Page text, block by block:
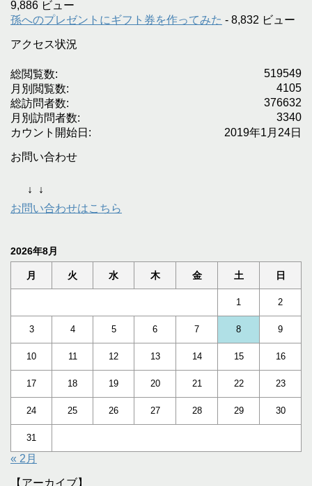
9,886 ビュー
孫へのプレゼントにギフト券を作ってみた - 8,832 ビュー
アクセス状況
519549
総閲覧数:
4105
月別閲覧数:
376632
総訪問者数:
3340
月別訪問者数:
2019年1月24日
カウント開始日:
お問い合わせ
↓
↓
お問い合わせはこちら
2026年8月
月 火 水 木 金 土 日
1 2
3 4 5 6 7 8 9
10 11 12 13 14 15 16
17 18 19 20 21 22 23
24 25 26 27 28 29 30
31
« 2月
【アーカイブ】